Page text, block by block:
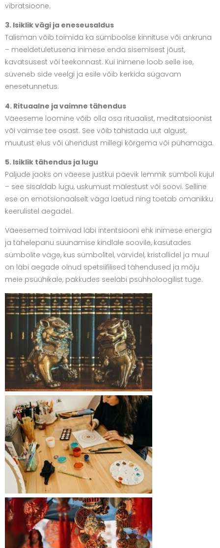
vibratsioone.
3. Isiklik vägi ja eneseusaldus
Talisman võib toimida ka sümboolse kinnituse või ankruna
– meeldetuletusena inimese enda sisemisest jõust,
kavatsusest või teekonnast. Kui inimene loob selle ise,
süveneb side veelgi ja esile võib kerkida sügavam
enesetunnetus.
4. Rituaalne ja vaimne tähendus
Väeeseme loomine võib olla osa rituaalist, meditatsioonist
või vaimse tee osast. See võib tähistada uut algust,
muutust elus või ühendust millegi kõrgema või pühamaga.
5. Isiklik tähendus ja lugu
Paljude jaoks on väeese justkui päevik lemmik sümboli kujul
– see sisaldab lugu, uskumust mälestust või soovi. Selline
ese on emotsionaalselt väga laetud ning toetab omanikku
keerulistel aegadel.
Väeesemed toimivad läbi intentsiooni ehk inimese energia
ja tähelepanu suunamise kindlale soovile, kasutades
sümbolite väge, kus sümbolitel, värvidel, kristallidel ja muul
on läbi aegade olnud spetsiifilised tähendused ja mõju
meie psüühikale, pakkudes seeläbi psühholoogilist tuge.